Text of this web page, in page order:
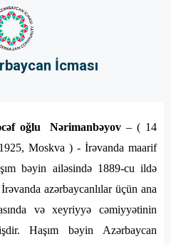
İcması
oğlu Nərimanbəyov– ( 14
Moskva ) - İrəvanda maarif
bəyin ailəsində 1889-cu ildə
azərbaycanlılar üçün ana
və xeyriyyə cəmiyyətinin
Haşım bəyin Azərbaycan